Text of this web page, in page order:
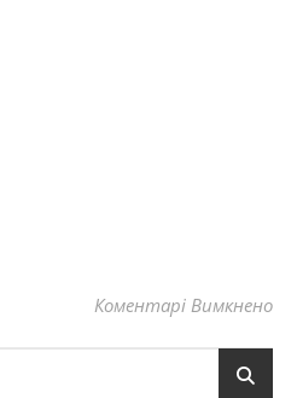
Коментарі Вимкненодо